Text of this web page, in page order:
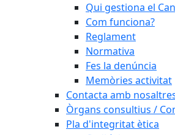
Qui gestiona el
Com funciona?
Reglament
Normativa
Fes la denúncia
Memòries activitat
Contacta amb
Òrgans consultius /
Pla d'integritat ètica